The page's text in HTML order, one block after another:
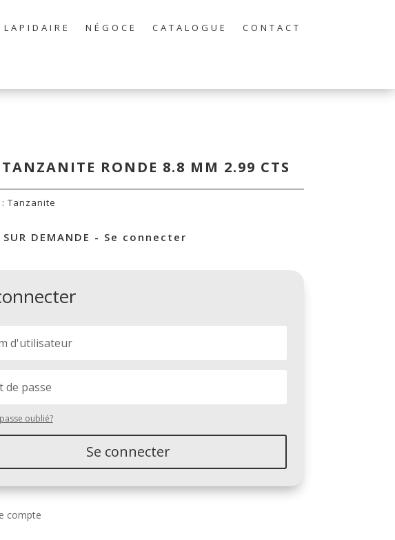
LAPIDAIRE NÉGOCE CATALOGUE
CONTACT
RONDE 8.8 MM 2.99 CTS
Tanzanite
SUR DEMANDE - Se connecter
oublié?
Se connecter
compte